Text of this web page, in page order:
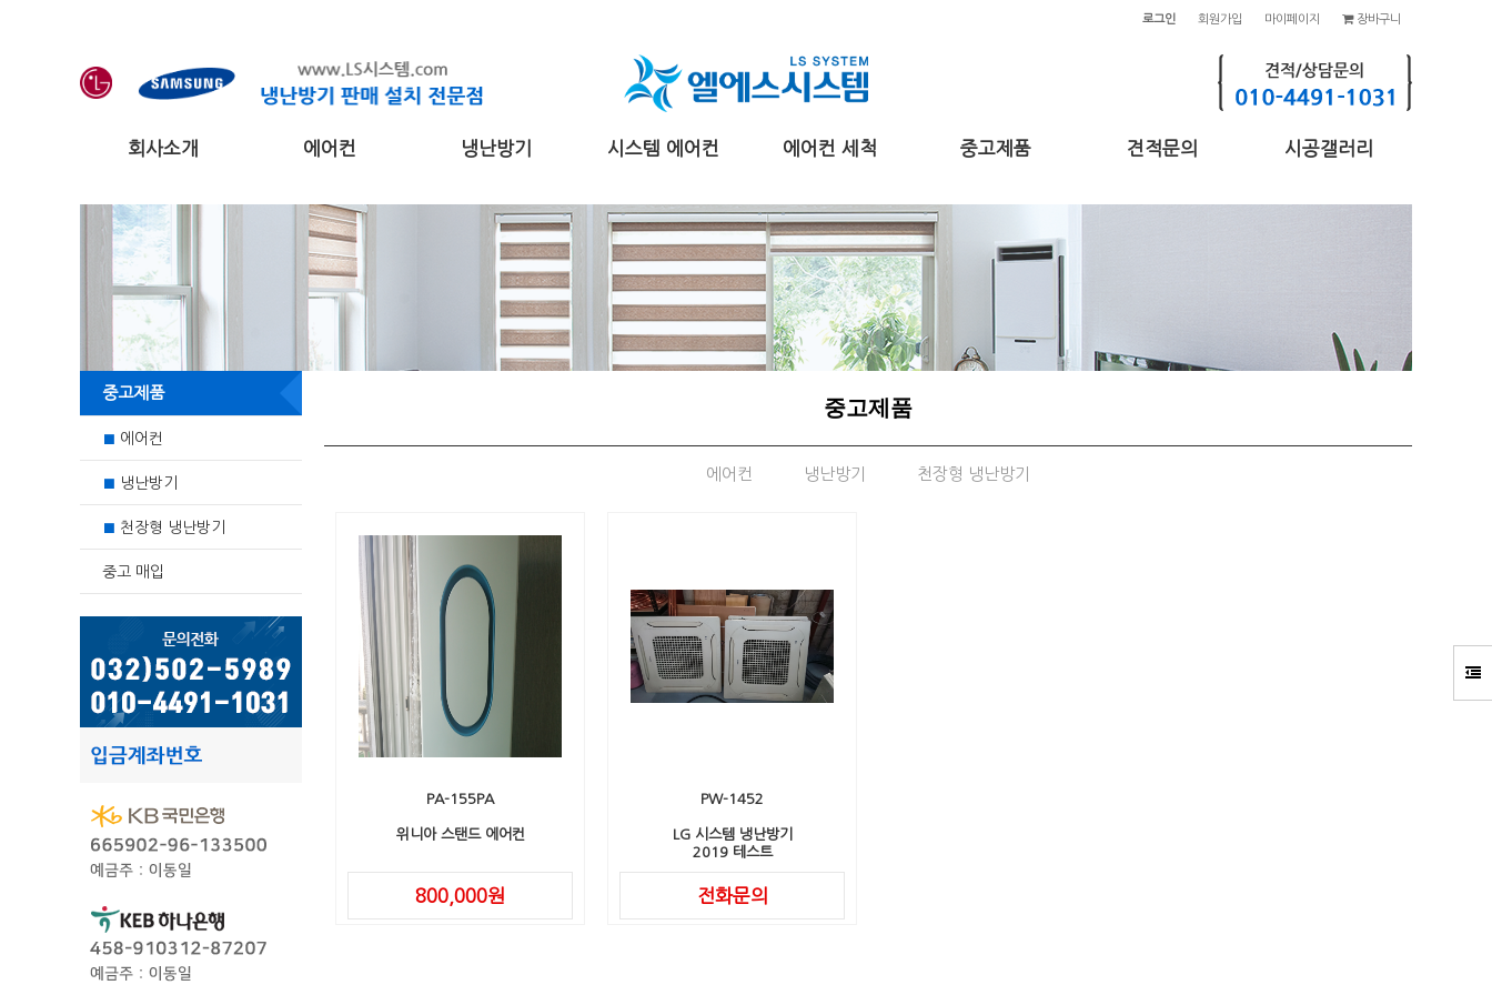
장바구니
마이페이지
회원가입
로그인
회사소개 에어컨 냉난방기 시스템 에어컨 에어컨 세척 중고제품 견적문의 시공갤러리
중고제품
■ 에어컨
■ 냉난방기
■ 천장형 냉난방기
중고 매입
중고제품
에어컨 냉난방기 천장형 냉난방기
PA-155PA
위니아 스탠드 에어컨
800,000원
PW-1452
LG 시스템 냉난방기
2019 테스트
전화문의